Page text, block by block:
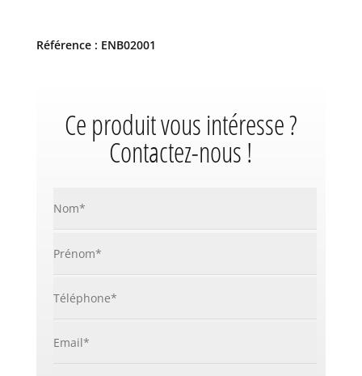
Référence : ENB02001
Ce produit vous intéresse ?
Contactez-nous !